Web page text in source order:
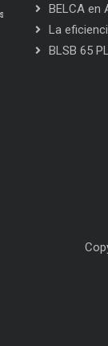
PPWR: Futuro del
BELCA en
La
BLSB 65